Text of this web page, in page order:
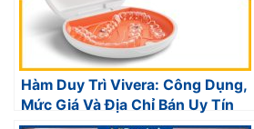
Hàm Duy Trì Vivera: Công Dụng,
Mức Giá Và Địa Chỉ Bán Uy Tín